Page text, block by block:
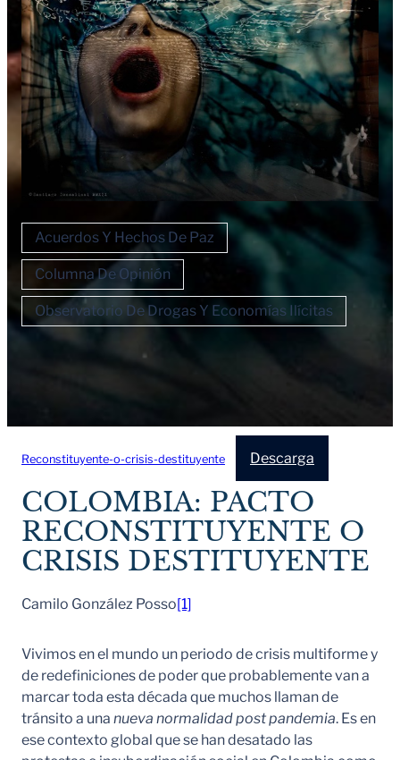
Acuerdos Y Hechos De Paz
Columna De Opinión
Observatorio De Drogas Y Economías Ilícitas
Reconstituyente-o-crisis-destituyente Descarga
COLOMBIA: PACTO
RECONSTITUYENTE O
CRISIS DESTITUYENTE
Camilo González Posso[1]
Vivimos en el mundo un periodo de crisis multiforme y
de redefiniciones de poder que probablemente van a
marcar toda esta década que muchos llaman de
tránsito a una nueva normalidad post pandemia. Es en
ese contexto global que se han desatado las